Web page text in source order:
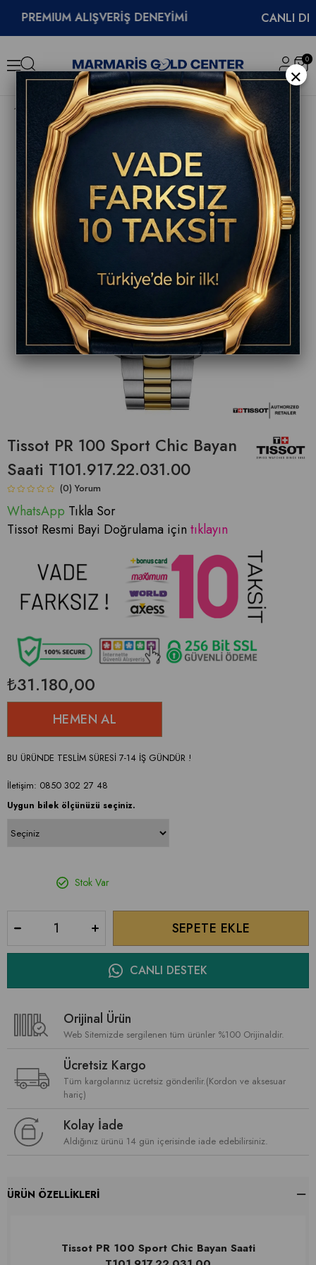
ALIŞVERİŞ DENEYİMİ CANLI DESTEK
0
Tissot PR 100 Sport Chic Bayan Saati T101.917.22.031.00
Tissot PR 100 Sport Chic Bayan
Saati T101.917.22.031.00
(0)
WhatsApp Tıkla Sor
Tissot Resmi Bayi Doğrulama için tıklayın
₺31.180,00
BU ÜRÜNDE TESLİM SÜRESİ 7-14 İŞ GÜNDÜR !
İletişim: 0850 302 27 48
Uygun bilek ölçünüzü seçiniz.
Stok Var
CANLI DESTEK
Orijinal Ürün
Web Sitemizde sergilenen tüm ürünler %100 Orijinaldir.
Ücretsiz Kargo
Tüm kargolarınız ücretsiz gönderilir.(Kordon ve aksesuar
hariç)
Kolay İade
Aldığınız ürünü 14 gün içerisinde iade edebilirsiniz.
ÜRÜN ÖZELLIKLERI
Tissot PR 100 Sport Chic Bayan Saati
×